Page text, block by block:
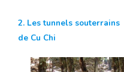
2. Les tunnels souterrains
de Cu Chi